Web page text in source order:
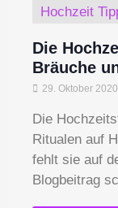
Hochzeit
Die
Bräuche
29. Oktober 2020
Die
Ritualen auf
fehlt sie auf
Blogbeitrag